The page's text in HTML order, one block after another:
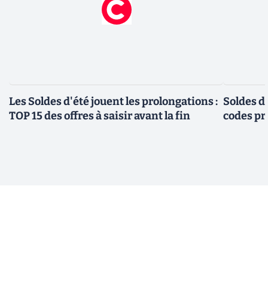
Les Soldes d'été jouent les prolongations :
TOP 15 des offres à saisir avant la fin
Soldes
codes